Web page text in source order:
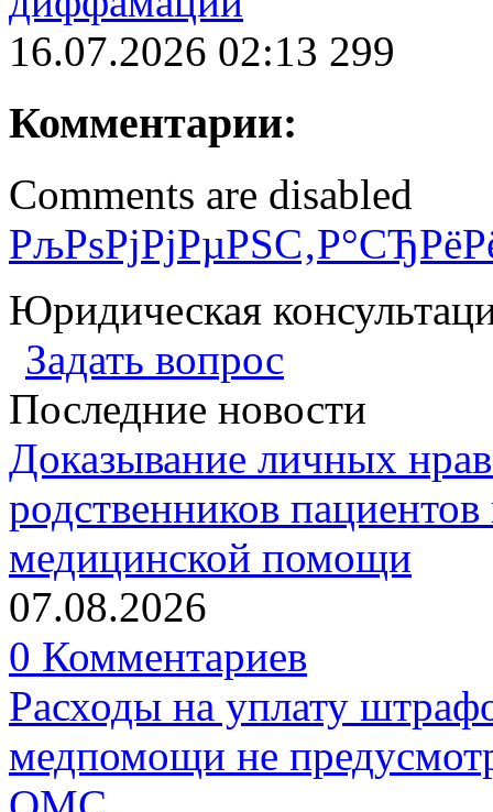
16.07.2026 02:13 299
Комментарии:
Comments are disabled
Юридическая
Задать вопрос
Последние новости
Доказывание личных
родственников
медицинской помощи
07.08.2026
0 Комментариев
Расходы на уплату
медпомощи не